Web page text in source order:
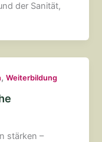
der Sanität,
,Weiterbildung
stärken –